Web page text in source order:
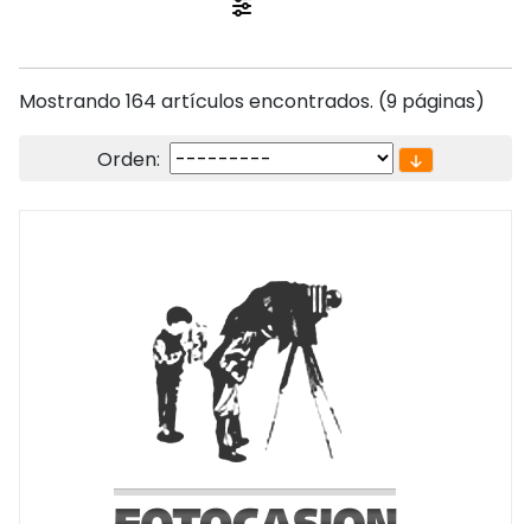
Mostrando 164 artículos encontrados. (9 páginas)
Orden: